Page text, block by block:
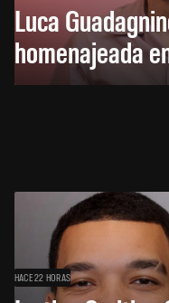
Luca
homenajeada
HACE 22 HORAS